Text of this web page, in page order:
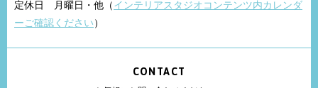
定休日 月曜日・他（インテリアスタジオコンテンツ内カレンダ
ーご確認ください）
CONTACT